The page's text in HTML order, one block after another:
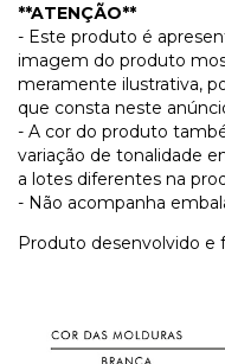
**ATENÇÃO**
- Este produto é
imagem do produto
meramente ilustrativa,
que consta neste
- A cor do produto
variação de tonalidade
a lotes diferentes na
- Não acompanha
Produto desenvolvido e